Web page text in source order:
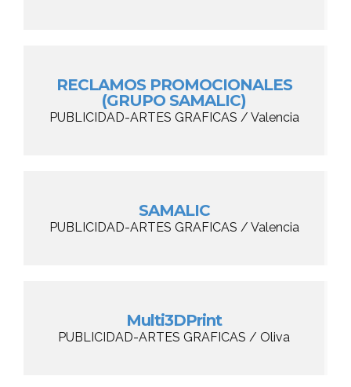
RECLAMOS PROMOCIONALES
(GRUPO SAMALIC)
PUBLICIDAD-ARTES GRAFICAS / Valencia
SAMALIC
PUBLICIDAD-ARTES GRAFICAS / Valencia
Multi3DPrint
PUBLICIDAD-ARTES GRAFICAS / Oliva